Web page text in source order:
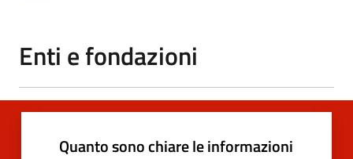
Enti e fondazioni
Quanto sono chiare le informazioni